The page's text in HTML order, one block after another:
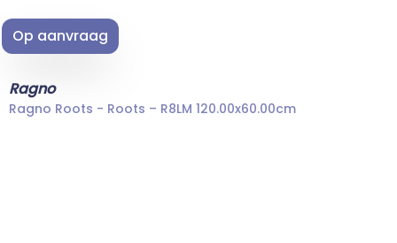
Op aanvraag
Ragno
Ragno Roots - Roots – R8LM 120.00x60.00cm